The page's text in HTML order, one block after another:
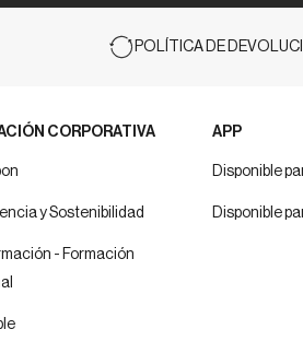
POLÍTICA DE
CORPORATIVA
y Sostenibilidad
- Formación
APP
Disponible
Disponible